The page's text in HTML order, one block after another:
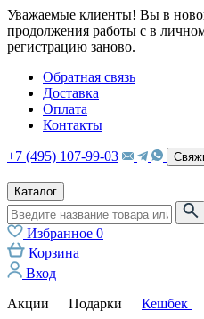
Уважаемые клиенты! Вы в
продолжения работы с в
регистрацию заново.
Обратная связь
Доставка
Оплата
Контакты
+7 (495) 107-99-03
Каталог
Избранное 0
Корзина
Вход
Акции
Подарки Кешбек